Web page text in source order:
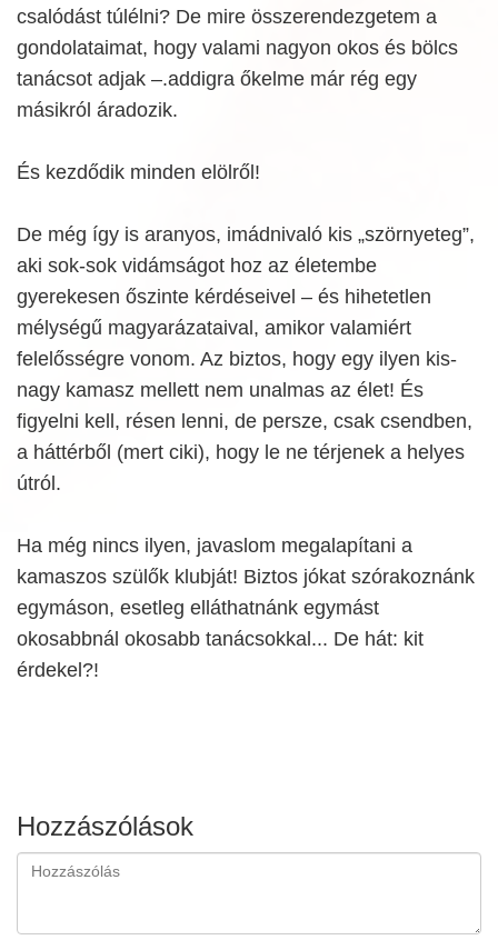
csalódást túlélni? De mire összerendezgetem a
gondolataimat, hogy valami nagyon okos és bölcs
tanácsot adjak –.addigra őkelme már rég egy
másikról áradozik.
És kezdődik minden elölről!
De még így is aranyos, imádnivaló kis „szörnyeteg”,
aki sok-sok vidámságot hoz az életembe
gyerekesen őszinte kérdéseivel – és hihetetlen
mélységű magyarázataival, amikor valamiért
felelősségre vonom. Az biztos, hogy egy ilyen kis-
nagy kamasz mellett nem unalmas az élet! És
figyelni kell, résen lenni, de persze, csak csendben,
a háttérből (mert ciki), hogy le ne térjenek a helyes
útról.
Ha még nincs ilyen, javaslom megalapítani a
kamaszos szülők klubját! Biztos jókat szórakoznánk
egymáson, esetleg elláthatnánk egymást
okosabbnál okosabb tanácsokkal... De hát: kit
érdekel?!
Hozzászólások